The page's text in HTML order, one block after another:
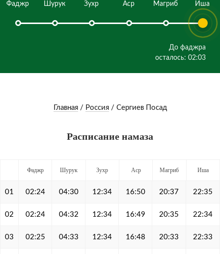
Фаджр Шурук Зухр Аср Магриб Иша
До фаджра
осталось: 02:03
Главная/ Россия/ Сергиев Посад
Расписание намаза
Фаджр Шурук Зухр Аср Магриб Иша
01 02:24 04:30 12:34 16:50 20:37 22:35
02 02:24 04:32 12:34 16:49 20:35 22:34
03 02:25 04:33 12:34 16:48 20:33 22:33